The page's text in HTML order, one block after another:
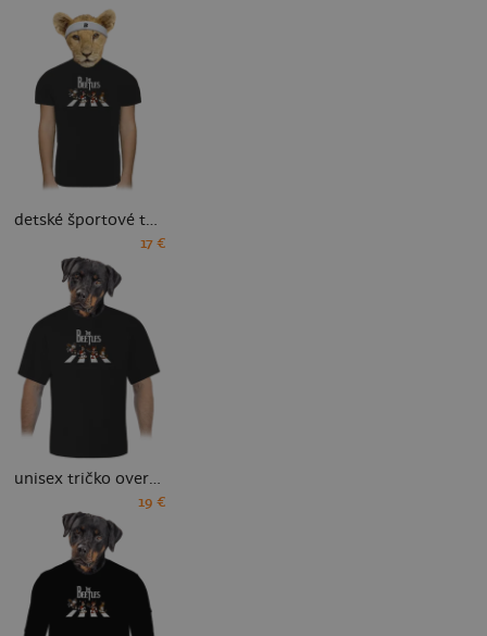
detské športové tričko
17 €
unisex tričko oversized
19 €